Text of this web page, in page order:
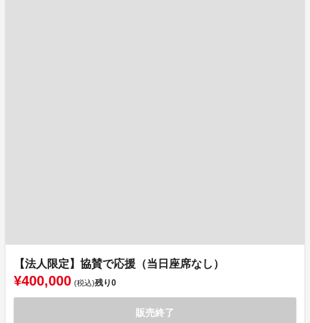
【法人限定】協賛で応援（当日座席なし）
¥400,000 (税込)残り0
販売終了